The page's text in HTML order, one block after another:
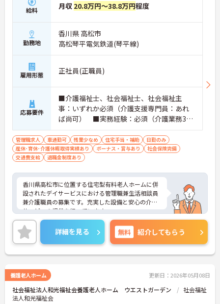
給料 月収 20.8万円～38.8万円程度
勤務地
香川県 高松市
高松琴平電気鉄道(琴平線)
雇用形態 正社員(正職員)
応募要件
■介護福祉士、社会福祉士、社会福祉主
事：いずれか必須（介護支援専門員：あれ
ば尚可） ■実務経験：必須（介護業務3年
以上）※介護福祉士は福祉施設において2年
以上の経験を有すること
管理職求人 車通勤可 残業少なめ 住宅手当・補助
日勤のみ
産休･育休･介護休暇取得実績あり
ボーナス・賞与あり
社会保険完備
交通費支給
退職金制度あり
香川県高松市に位置する住宅型有料老人ホームに併
設されたデイサービスにおける管理職兼生活相談員
兼介護職員の募集です。充実した設備と安心の介護
サービスの提供を行っています。
残業は月平均3時間程度なので、ワークライフバラ
ンスを保ちながらご勤務いただけます。業務のご経
験がある方は、これまでの経験を活かしながらご勤
務いただけます。
ご興味のある方には、面接対策ポイントなど、さら
さい！
詳細を見る 無料 紹介してもらう
養護老人ホーム 更新日：2026年05月08日
社会福祉法人和光福祉会養護老人ホーム ウエストガーデン
社会福祉
法人和光福祉会